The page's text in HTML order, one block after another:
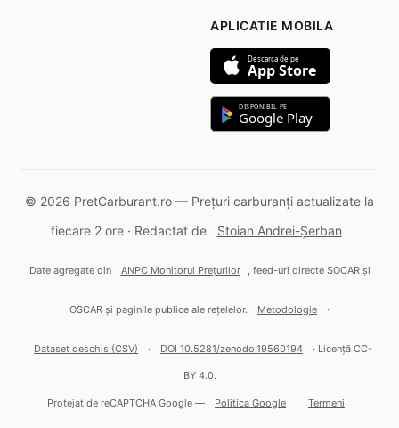
APLICATIE MOBILA
Descarca de pe
App Store
DISPONIBIL PE
Google Play
© 2026 PretCarburant.ro — Prețuri carburanți actualizate la
fiecare 2 ore · Redactat de
Stoian Andrei-Șerban
Date agregate din ANPC Monitorul Prețurilor , feed-uri directe SOCAR și
OSCAR și paginile publice ale rețelelor. Metodologie ·
Dataset deschis (CSV) · DOI 10.5281/zenodo.19560194 · Licență CC-
BY 4.0.
Protejat de reCAPTCHA Google — Politica Google · Termeni